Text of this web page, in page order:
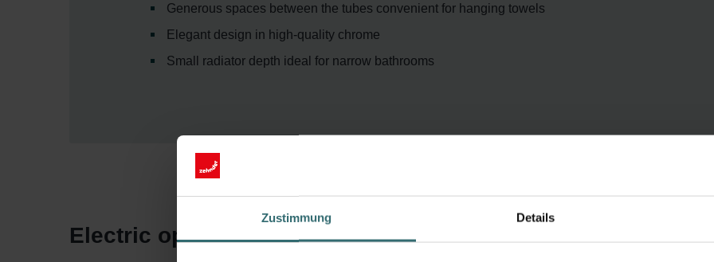
Zustimmung Details
Generous spaces between the tubes convenient for hanging towels
Elegant design in high-quality chrome
Small radiator depth ideal for narrow bathrooms
Electric operation